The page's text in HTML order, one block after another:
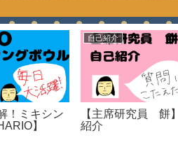
！ミキシン
】
自己紹介
【主席研究員 餅
紹介